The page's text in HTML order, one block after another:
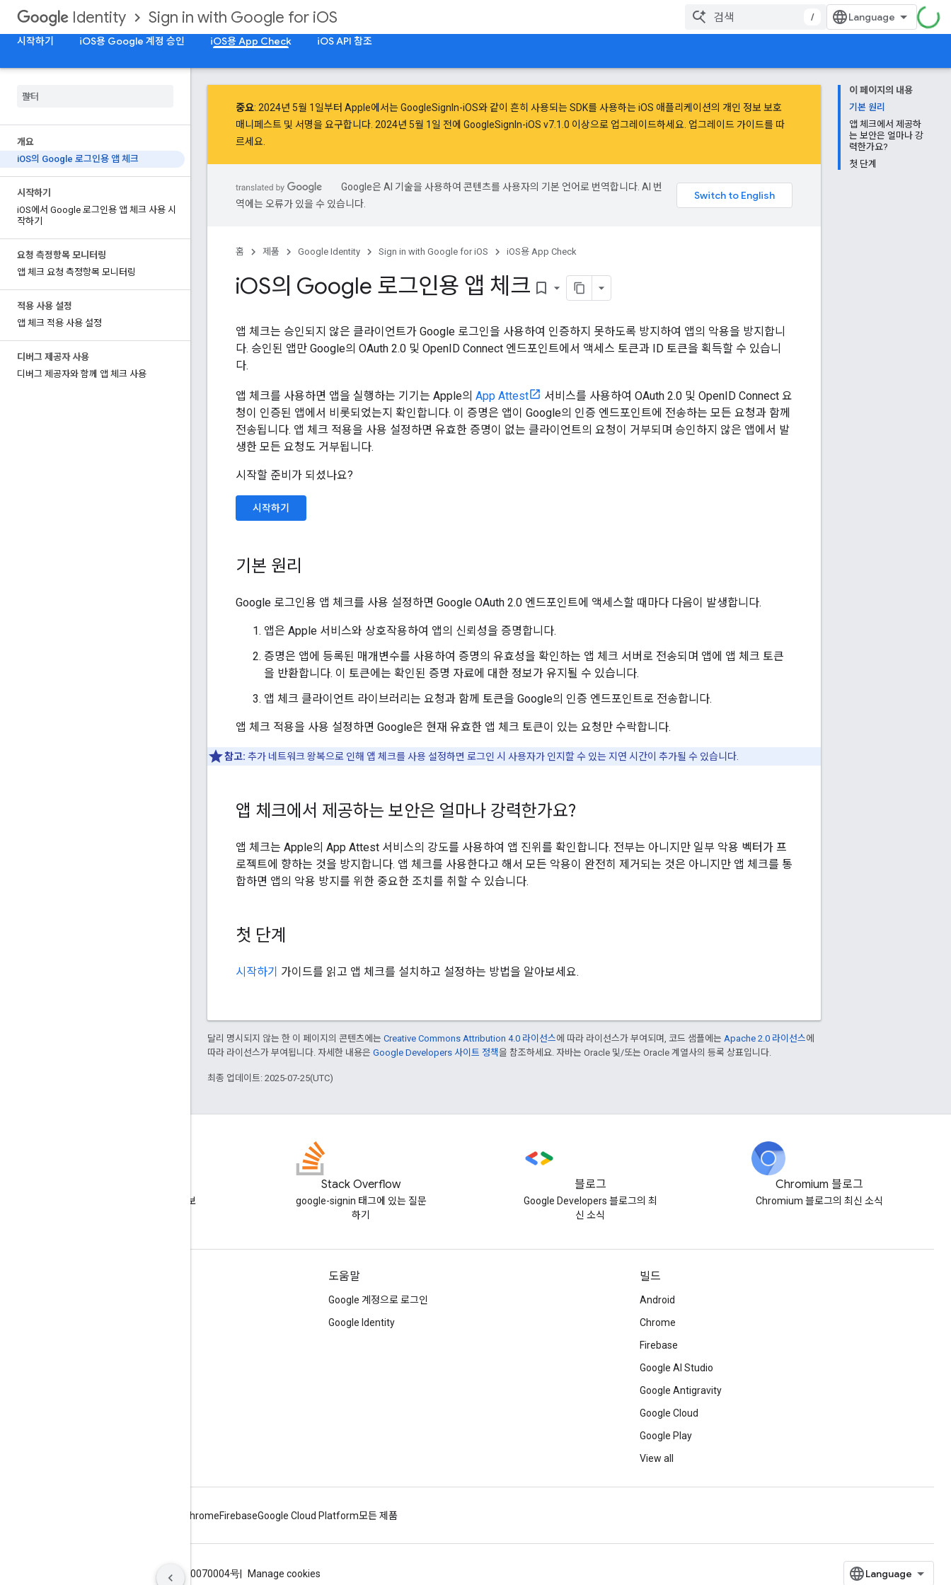
Identity Sign in with Google for iOS
/
시작하기
iOS용 Google 계정 승인 iOS용 App Check iOS API 참조
개요
iOS의 Google 로그인용 앱 체크
시작하기
iOS에서 Google 로그인용 앱 체크 사용 시
작하기
요청 측정항목 모니터링
앱 체크 요청 측정항목 모니터링
적용 사용 설정
앱 체크 적용 사용 설정
디버그 제공자 사용
디버그 제공자와 함께 앱 체크 사용
이 페이지의 내용
기본 원리
앱 체크에서 제공하
는 보안은 얼마나 강
력한가요?
첫 단계
중요: 2024년 5월 1일부터 Apple에서는 GoogleSignIn-iOS와 같이 흔히 사용되는 SDK를 사용하는 iOS 애플리케이션의 개인 정보 보호
매니페스트 및 서명을요구합니다. 2024년 5월 1일 전에 GoogleSignIn-iOS v7.1.0 이상으로 업그레이드하세요. 업그레이드 가이드를 따
르세요.
Google은 AI 기술을 사용하여 콘텐츠를 사용자의 기본 언어로 번역합니다. AI 번
역에는 오류가 있을 수 있습니다.
홈 제품 Google Identity Sign in with Google for iOS iOS용 App Check
iOS의 Google 로그인용 앱 체크 bookmark_border
앱 체크는 승인되지 않은 클라이언트가 Google 로그인을 사용하여 인증하지 못하도록 방지하여 앱의 악용을 방지합니
다. 승인된 앱만 Google의 OAuth 2.0 및 OpenID Connect 엔드포인트에서 액세스 토큰과 ID 토큰을 획득할 수 있습니
다.
앱 체크를 사용하면 앱을 실행하는 기기는 Apple의 App Attest
서비스를 사용하여 OAuth 2.0 및 OpenID Connect 요
청이 인증된 앱에서 비롯되었는지 확인합니다. 이 증명은 앱이 Google의 인증 엔드포인트에 전송하는 모든 요청과 함께
전송됩니다. 앱 체크 적용을 사용 설정하면 유효한 증명이 없는 클라이언트의 요청이 거부되며 승인하지 않은 앱에서 발
생한 모든 요청도 거부됩니다.
시작할 준비가 되셨나요?
시작하기
기본 원리
Google 로그인용 앱 체크를 사용 설정하면 Google OAuth 2.0 엔드포인트에 액세스할 때마다 다음이 발생합니다.
앱은 Apple 서비스와 상호작용하여 앱의 신뢰성을 증명합니다.
증명은 앱에 등록된 매개변수를 사용하여 증명의 유효성을 확인하는 앱 체크 서버로 전송되며 앱에 앱 체크 토큰
을 반환합니다. 이 토큰에는 확인된 증명 자료에 대한 정보가 유지될 수 있습니다.
앱 체크 클라이언트 라이브러리는 요청과 함께 토큰을 Google의 인증 엔드포인트로 전송합니다.
앱 체크 적용을 사용 설정하면 Google은 현재 유효한 앱 체크 토큰이 있는 요청만 수락합니다.
참고: 추가 네트워크 왕복으로 인해 앱 체크를 사용 설정하면 로그인 시 사용자가 인지할 수 있는 지연 시간이 추가될 수 있습니다.
앱 체크에서 제공하는 보안은 얼마나 강력한가요?
앱 체크는 Apple의 App Attest 서비스의 강도를 사용하여 앱 진위를 확인합니다. 전부는 아니지만 일부 악용 벡터가 프
로젝트에 향하는 것을 방지합니다. 앱 체크를 사용한다고 해서 모든 악용이 완전히 제거되는 것은 아니지만 앱 체크를 통
합하면 앱의 악용 방지를 위한 중요한 조치를 취할 수 있습니다.
첫 단계
시작하기 가이드를 읽고 앱 체크를 설치하고 설정하는 방법을 알아보세요.
달리 명시되지 않는 한 이 페이지의 콘텐츠에는 Creative Commons Attribution 4.0 라이선스에 따라 라이선스가 부여되며, 코드 샘플에는 Apache 2.0 라이선스에
따라 라이선스가 부여됩니다. 자세한 내용은 Google Developers 사이트 정책을 참조하세요. 자바는 Oracle 및/또는 Oracle 계열사의 등록 상표입니다.
최종 업데이트: 2025-07-25(UTC)
샘플을 선별하여 직접 시험해 보
Stack Overflow
google-signin 태그에 있는 질문
하기
블로그
Google Developers 블로그의 최
신 소식
Chromium 블로그
Chromium 블로그의 최신 소식
도움말
Google 계정으로 로그인
Google Identity
빌드
Android
Chrome
Firebase
Google AI Studio
Google Antigravity
Google Cloud
Google Play
View all
ChromeFirebaseGoogle Cloud Platform모든 제품
ICP证合字B2-20070004号 Manage cookies